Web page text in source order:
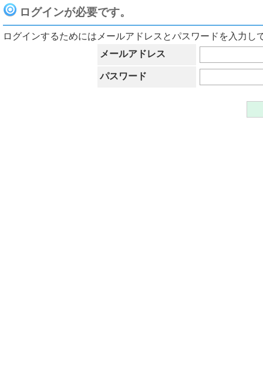
ログインが必要です。
ログインするためにはメールアドレスとパスワードを入力し
メールアドレス
パスワード